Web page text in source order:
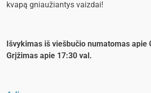
kvapą gniaužiantys vaizdai!
Išvykimas iš viešbučio numatomas apie
Grįžimas apie 17:30 val.